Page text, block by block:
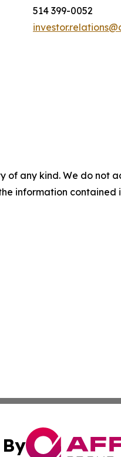
514 399-0052
of any kind. We do
information